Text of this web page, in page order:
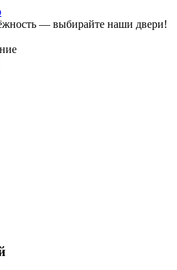
— выбирайте наши двери!